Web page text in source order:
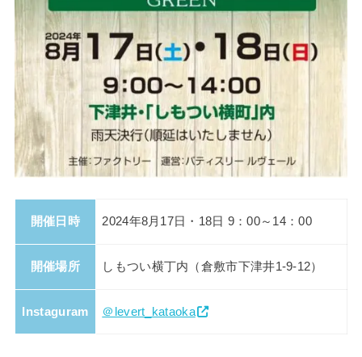
開催日時 2024年8月17日・18日 9：00～14：00
開催場所 しもつい横丁内（倉敷市下津井1-9-12）
Instaguram ＠levert_kataoka